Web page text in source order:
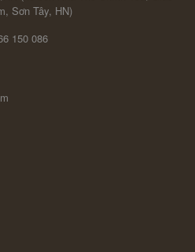
Sơn Tây, HN)
150 086